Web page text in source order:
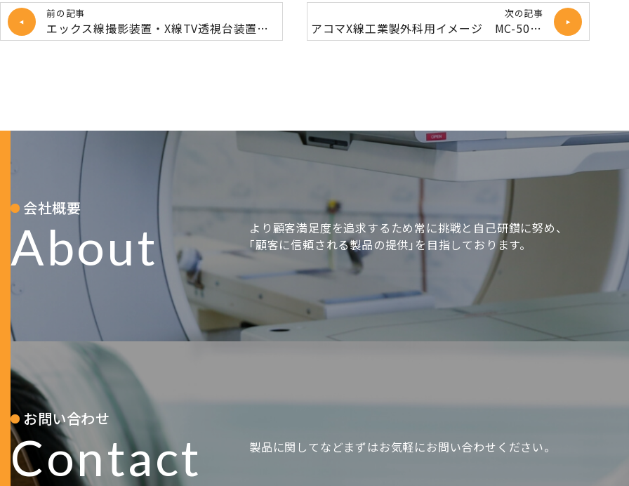
前の記事
エックス線撮影装置・X線TV透視台装置廃棄いたします
次の記事
アコマX線工業製外科用イメージ MC-50撤去致しました
会社概要
About
より顧客満足度を追求するため常に挑戦と自己研鑽に努め、
｢顧客に信頼される製品の提供｣を目指しております。
お問い合わせ
Contact 製品に関してなどまずはお気軽にお問い合わせください。